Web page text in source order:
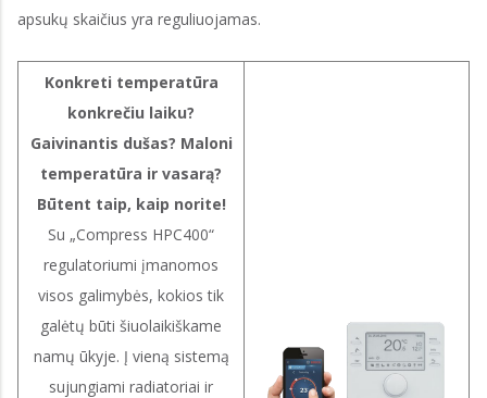
apsukų skaičius yra reguliuojamas.
Konkreti temperatūra
konkrečiu laiku?
Gaivinantis dušas? Maloni
temperatūra ir vasarą?
Būtent taip, kaip norite!
Su „Compress HPC400“
regulatoriumi įmanomos
visos galimybės, kokios tik
galėtų būti šiuolaikiškame
namų ūkyje. Į vieną sistemą
sujungiami radiatoriai ir